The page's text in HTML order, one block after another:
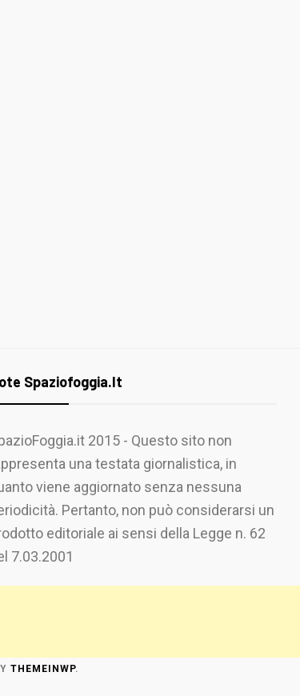
Spaziofoggia.it
2015 - Questo sito non
una testata giornalistica, in
viene aggiornato senza nessuna
Pertanto, non può considerarsi un
editoriale ai sensi della Legge n. 62
7.03.2001
THEMEINWP.